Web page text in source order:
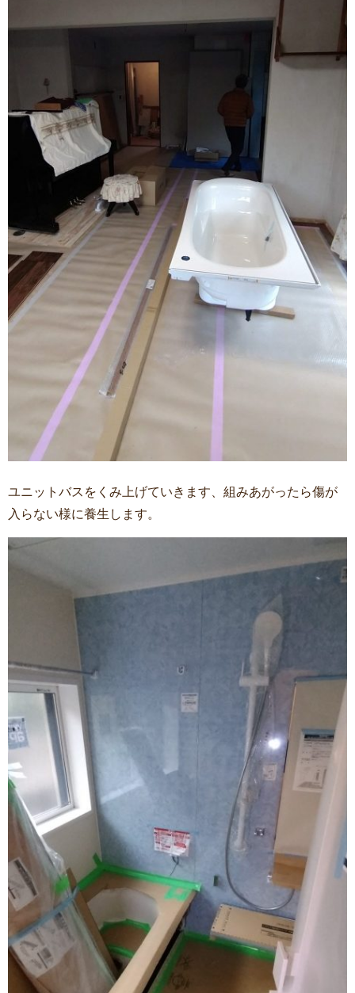
ユニットバスをくみ上げていきます、組みあがったら傷が
入らない様に養生します。